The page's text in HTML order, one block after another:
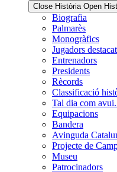
Close Història Open
Biografia
Palmarès
Monogràfics
Jugadors
Entrenadors
Presidents
Rècords
Classificació
Tal dia com
Equipacions
Bandera
Avinguda
Projecte de
Museu
Patrocinadors